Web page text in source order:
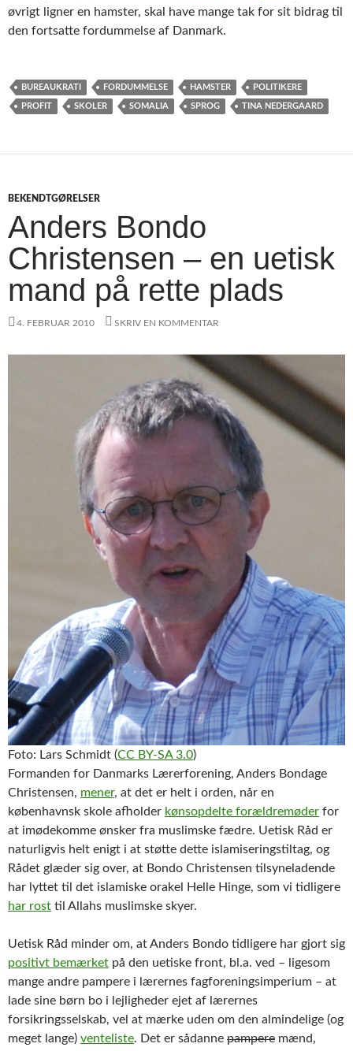
øvrigt ligner en hamster, skal have mange tak for sit bidrag til
den fortsatte fordummelse af Danmark.
BUREAUKRATI FORDUMMELSE HAMSTER POLITIKERE
PROFIT SKOLER SOMALIA SPROG TINA NEDERGAARD
BEKENDTGØRELSER
Anders Bondo
Christensen – en uetisk
mand på rette plads
4. FEBRUAR 2010 SKRIV EN KOMMENTAR
Foto: Lars Schmidt (CC BY-SA 3.0)
Formanden for Danmarks Lærerforening, Anders Bondage
Christensen, mener, at det er helt i orden, når en
københavnsk skole afholder kønsopdelte forældremøder for
at imødekomme ønsker fra muslimske fædre. Uetisk Råd er
naturligvis helt enigt i at støtte dette islamiseringstiltag, og
Rådet glæder sig over, at Bondo Christensen tilsyneladende
har lyttet til det islamiske orakel Helle Hinge, som vi tidligere
har rost til Allahs muslimske skyer.
Uetisk Råd minder om, at Anders Bondo tidligere har gjort sig
positivt bemærket på den uetiske front, bl.a. ved – ligesom
mange andre pampere i lærernes fagforeningsimperium – at
lade sine børn bo i lejligheder ejet af lærernes
forsikringsselskab, vel at mærke uden om den almindelige (og
meget lange) venteliste. Det er sådanne pampere mænd,